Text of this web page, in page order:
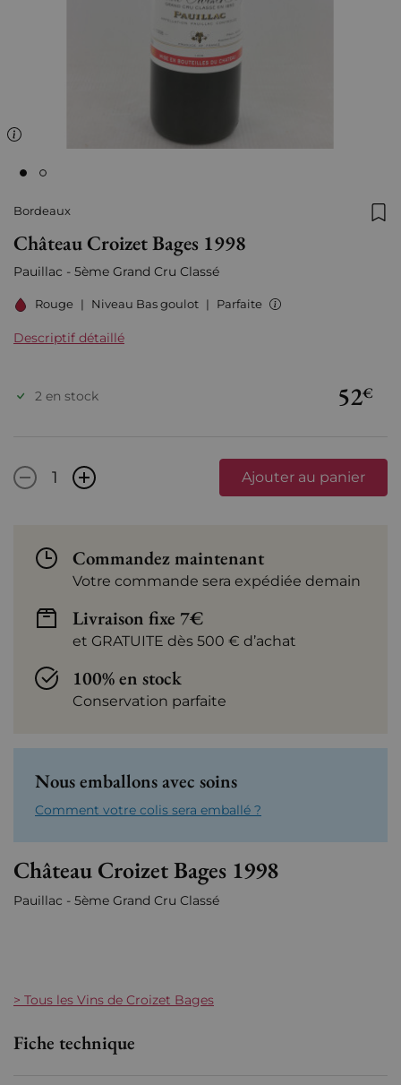
Bordeaux
Château Croizet Bages 1998
Pauillac - 5ème Grand Cru Classé
Rouge | Niveau Bas goulot | Parfaite
Descriptif détaillé
52€
2 en stock
- + Ajouter au panier
Commandez maintenant
Votre commande sera expédiée demain
Livraison fixe 7€
et GRATUITE dès 500 € d’achat
100% en stock
Conservation parfaite
Nous emballons avec soins
Comment votre colis sera emballé ?
Château Croizet Bages 1998
Pauillac - 5ème Grand Cru Classé
> Tous les Vins de Croizet Bages
Fiche technique